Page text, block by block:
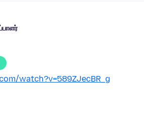
watch?v=589ZJecBR_g